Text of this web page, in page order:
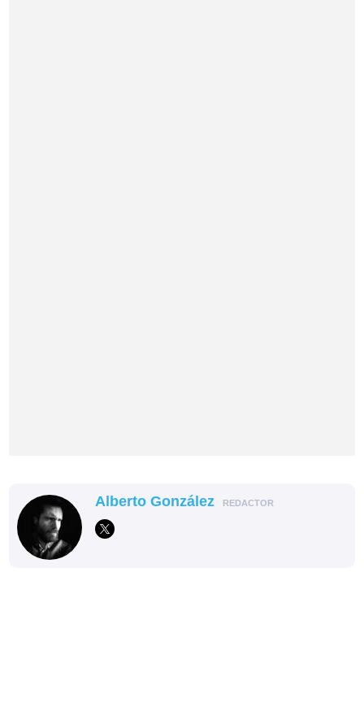
Alberto González REDACTOR